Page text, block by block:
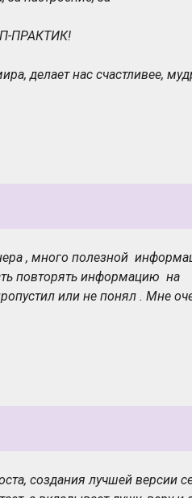
ПРАКТИК!
делает нас счастливее,
, много полезной
повторять информацию на
или не понял . Мне
создания лучшей версии